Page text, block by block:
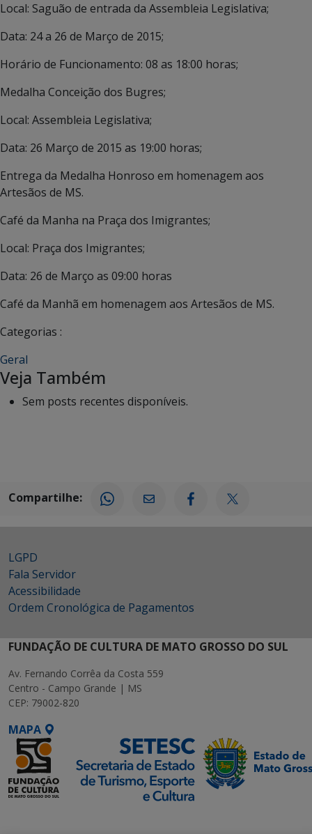
Local: Saguão de entrada da Assembleia Legislativa;
Data: 24 a 26 de Março de 2015;
Horário de Funcionamento: 08 as 18:00 horas;
Medalha Conceição dos Bugres;
Local: Assembleia Legislativa;
Data: 26 Março de 2015 as 19:00 horas;
Entrega da Medalha Honroso em homenagem aos
Artesãos de MS.
Café da Manha na Praça dos Imigrantes;
Local: Praça dos Imigrantes;
Data: 26 de Março as 09:00 horas
Café da Manhã em homenagem aos Artesãos de MS.
Categorias :
Geral
Veja Também
Sem posts recentes disponíveis.
Compartilhe:
LGPD
Fala Servidor
Acessibilidade
Ordem Cronológica de Pagamentos
FUNDAÇÃO DE CULTURA DE MATO GROSSO DO SUL
Av. Fernando Corrêa da Costa 559
Centro - Campo Grande | MS
CEP: 79002-820
MAPA